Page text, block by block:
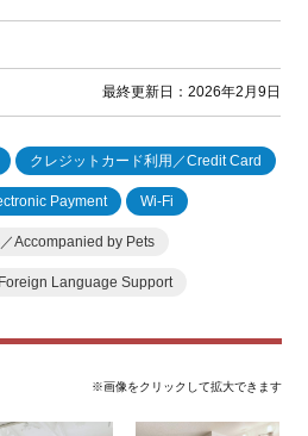
最終更新日：2026年2月9日
クレジットカード利用／Credit Card
Payment Wi-Fi
Accompanied by Pets
Language Support
※画像をクリックして拡大できます